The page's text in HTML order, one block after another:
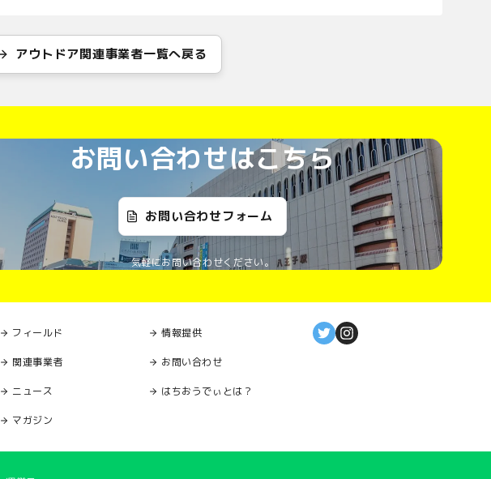
アウトドア関連事業者一覧へ戻る
お問い合わせはこちら
お問い合わせフォーム
気軽にお問い合わせください。
フィールド
関連事業者
ニュース
マガジン
情報提供
お問い合わせ
はちおうでぃとは？